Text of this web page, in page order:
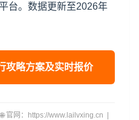
台。数据更新至2026年
攻略方案及实时报价
官网：https://www.lailvxing.cn |